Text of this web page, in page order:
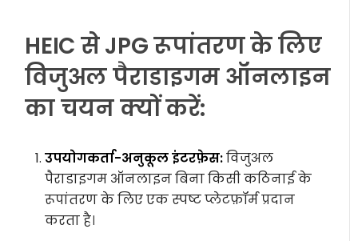
HEIC से JPG रूपांतरण के लिए
विजुअल पैराडाइगम ऑनलाइन
का चयन क्यों करें:
उपयोगकर्ता-अनुकूल इंटरफ़ेस:विजुअल
पैराडाइगम ऑनलाइन बिना किसी कठिनाई के
रूपांतरण के लिए एक स्पष्ट प्लेटफ़ॉर्म प्रदान
करता है।